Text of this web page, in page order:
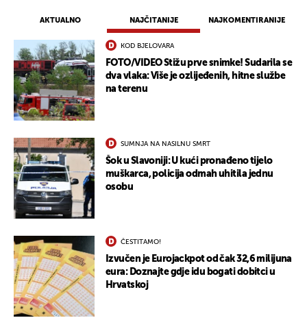
AKTUALNO NAJČITANIJE NAJKOMENTIRANIJE
KOD BJELOVARA
FOTO/VIDEO Stižu prve snimke! Sudarila se
dva vlaka: Više je ozlijeđenih, hitne službe
na terenu
SUMNJA NA NASILNU SMRT
Šok u Slavoniji: U kući pronađeno tijelo
muškarca, policija odmah uhitila jednu
osobu
ČESTITAMO!
Izvučen je Eurojackpot od čak 32,6 milijuna
eura: Doznajte gdje idu bogati dobitci u
Hrvatskoj